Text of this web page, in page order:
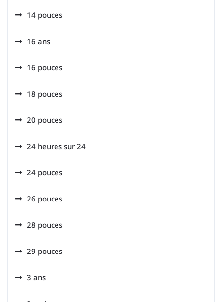
14 pouces
16 ans
16 pouces
18 pouces
20 pouces
24 heures sur 24
24 pouces
26 pouces
28 pouces
29 pouces
3 ans